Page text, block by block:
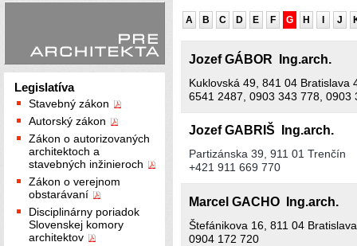
Legislatíva
Stavebný zákon
Autorský zákon
Zákon o autorizovaných
architektoch a
stavebných inžinieroch
Zákon o verejnom
obstarávaní
Disciplinárny poriadok
Slovenskej komory
architektov
A B C D E F G H J
Jozef GÁBOR Ing.arch.
Kuklovská 49, 841 04 Bratislava
6541 2487, 0903 343 778, 0903
Jozef GABRIŠ Ing.arch.
Partizánska 39, 911 01 Trenčín
+421 911 669 770
Marcel GACHO Ing.arch.
Štefánikova 16, 811 04 Bratislava
0904 172 720